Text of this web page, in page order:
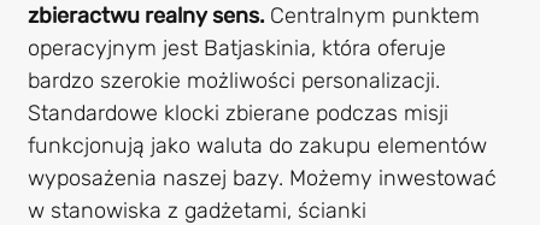
zbieractwu realny sens. Centralnym punktem
operacyjnym jest Batjaskinia, która oferuje
bardzo szerokie możliwości personalizacji.
Standardowe klocki zbierane podczas misji
funkcjonują jako waluta do zakupu elementów
wyposażenia naszej bazy. Możemy inwestować
w stanowiska z gadżetami, ścianki